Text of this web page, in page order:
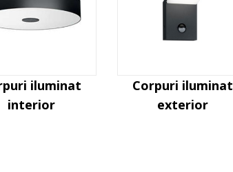
iluminat
interior
Corpuri iluminat
exterior